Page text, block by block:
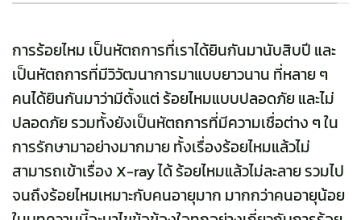
การร้อยไหม เป็นหัตถการที่เราได้ยินกันมานับสิบปี และ
เป็นหัตถการที่มีวิวัฒนาการมาแบบยาวนาน ที่หลาย ๆ
คนได้ยินกันมาว่ามีตั้งแต่ ร้อยไหมแบบปลอดภัย และไม่
ปลอดภัย รวมทั้งยังเป็นหัตถการที่มีความเชื่อต่าง ๆ ใน
การรักษามาอย่างมากมาย ทั้งเรื่องร้อยไหมแล้วไม่
สามารถเข้าเรื่อง X-ray ได้ ร้อยไหมแล้วไม่ละลาย รวมไป
จนถึงร้อยไหมเหมาะกับคนอายุมาก มากกว่าคนอายุน้อย